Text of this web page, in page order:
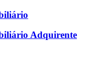
Adquirente